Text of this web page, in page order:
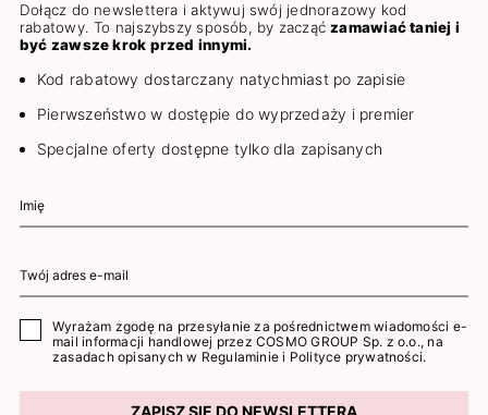
Dołącz do newslettera i aktywuj swój jednorazowy kod
rabatowy. To najszybszy sposób, by zacząćzamawiać taniej i
być zawsze krok przed innymi.
Kod rabatowy dostarczany natychmiast po zapisie
Pierwszeństwo w dostępie do wyprzedaży i premier
Specjalne oferty dostępne tylko dla zapisanych
Wyrażam zgodę na przesyłanie za pośrednictwem wiadomości e-
mail informacji handlowej przez COSMO GROUP Sp. z o.o., na
zasadach opisanych w Regulaminie i Polityce prywatności.
ZAPISZ SIĘ DO NEWSLETTERA